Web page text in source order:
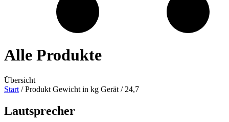
Alle Produkte
Übersicht
Start / Produkt Gewicht in kg Gerät / 24,7
Lautsprecher